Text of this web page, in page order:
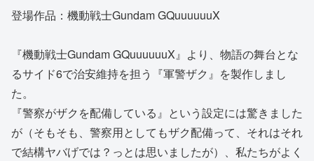
登場作品：機動戦士Gundam GQuuuuuuX
『機動戦士Gundam GQuuuuuuX』より、物語の舞台とな
るサイド6で治安維持を担う『軍警ザク』を製作しまし
た。
『警察がザクを配備している』という設定には驚きました
が（そもそも、警察用としてもザク配備って、それはそれ
で結構ヤバげでは？っとは思いましたが）、私たちがよく